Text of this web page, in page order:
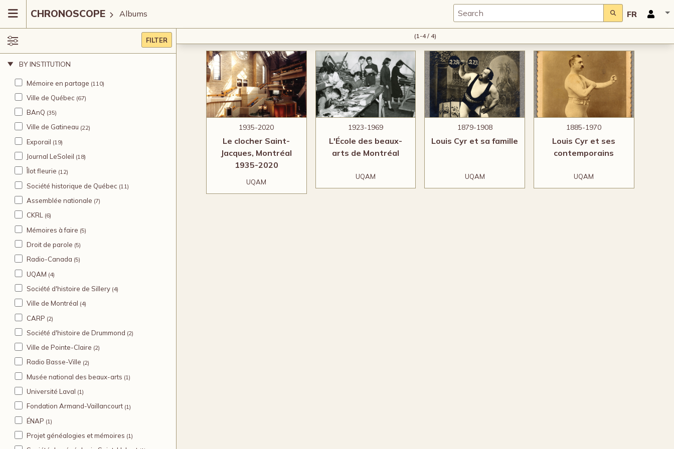
CHRONOSCOPE Albums FR
FILTER
BY INSTITUTION
Mémoire en partage (110)
Ville de Québec (67)
BAnQ (35)
Ville de Gatineau (22)
Exporail (19)
Journal LeSoleil (18)
Îlot fleurie (12)
Société historique de Québec (11)
Assemblée nationale (7)
CKRL (6)
Mémoires à faire (5)
Droit de parole (5)
Radio-Canada (5)
UQAM (4)
Société d'histoire de Sillery (4)
Ville de Montréal (4)
CARP (2)
Société d'histoire de Drummond (2)
Ville de Pointe-Claire (2)
Radio Basse-Ville (2)
Musée national des beaux-arts (1)
Université Laval (1)
Fondation Armand-Vaillancourt (1)
ÉNAP (1)
Projet généalogies et mémoires (1)
(1-4 / 4)
1935-2020
Le clocher Saint-
Jacques, Montréal
1935-2020
UQAM
1923-1969
L'École des beaux-
arts de Montréal
UQAM
1879-1908
Louis Cyr et sa famille
UQAM
1885-1970
Louis Cyr et ses
contemporains
UQAM